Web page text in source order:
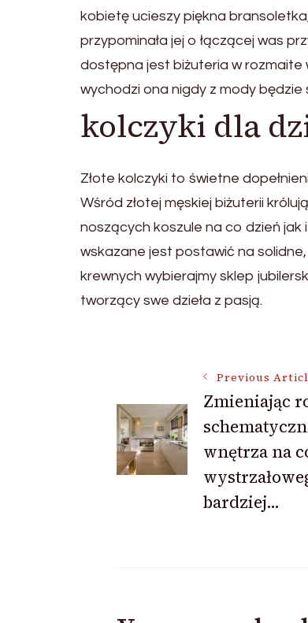
kobietę ucieszy piękna
przypominała jej o łączącej was
dostępna jest biżuteria w rozmaite
wychodzi ona nigdy z mody
kolczyki dla
Złote kolczyki to świetne
Wśród złotej męskiej biżuterii
noszących koszule na co dzień jak
wskazane jest postawić na
krewnych wybierajmy sklep
tworzący swe dzieła z pasją.
Navigation
Previous
Zmieniając
wnętrza na
bardziej…